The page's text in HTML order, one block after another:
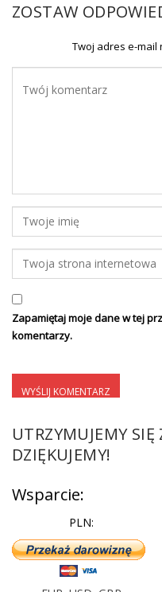
ZOSTAW
Twoj adres e-
Zapamiętaj moje dane w tej
komentarzy.
UTRZYMUJEMY
DZIĘKUJEMY!
Wsparcie:
PLN: